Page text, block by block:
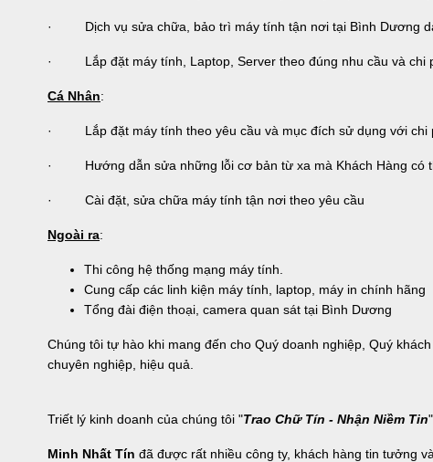
· Dịch vụ sửa chữa, bảo trì máy tính tận nơi tại Bình Dương
· Lắp đặt máy tính, Laptop, Server theo đúng nhu cầu và chi
Cá Nhân:
· Lắp đặt máy tính theo yêu cầu và mục đích sử dụng với chi
· Hướng dẫn sửa những lỗi cơ bản từ xa mà Khách Hàng có
· Cài đặt, sửa chữa máy tính tận nơi theo yêu cầu
Ngoài ra:
Thi công hệ thống mạng máy tính.
Cung cấp các linh kiện máy tính, laptop, máy in chính hãng
Tổng đài điện thoại, camera quan sát tại Bình Dương
Chúng tôi tự hào khi mang đến cho Quý doanh nghiệp, Quý
chuyên nghiệp, hiệu quả.
Triết lý kinh doanh của chúng tôi "Trao Chữ Tín - Nhận Niềm Tin"
Minh Nhất Tín đã được rất nhiều công ty, khách hàng tin tưởng